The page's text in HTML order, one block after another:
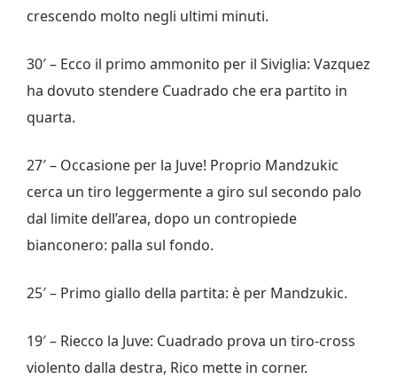
crescendo molto negli ultimi minuti.
30′ – Ecco il primo ammonito per il Siviglia: Vazquez
ha dovuto stendere Cuadrado che era partito in
quarta.
27′ – Occasione per la Juve! Proprio Mandzukic
cerca un tiro leggermente a giro sul secondo palo
dal limite dell’area, dopo un contropiede
bianconero: palla sul fondo.
25′ – Primo giallo della partita: è per Mandzukic.
19′ – Riecco la Juve: Cuadrado prova un tiro-cross
violento dalla destra, Rico mette in corner.